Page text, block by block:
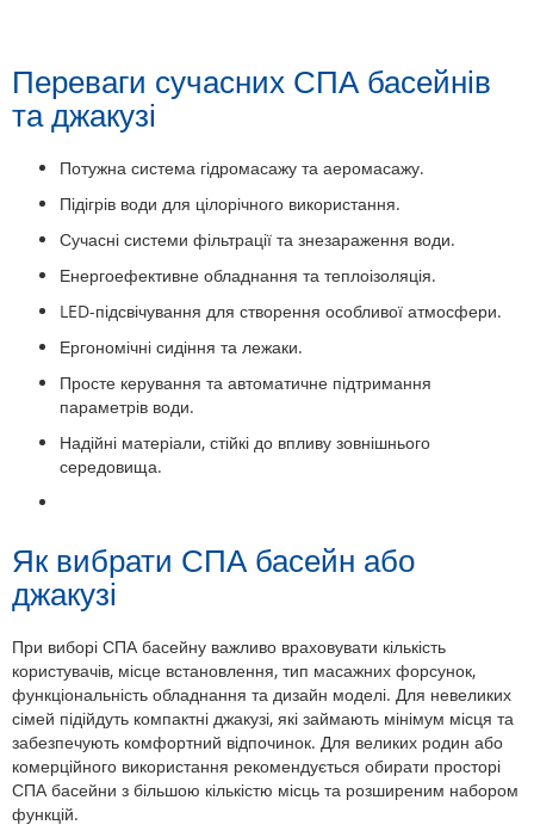
Переваги сучасних СПА басейнів
та джакузі
Потужна система гідромасажу та аеромасажу.
Підігрів води для цілорічного використання.
Сучасні системи фільтрації та знезараження води.
Енергоефективне обладнання та теплоізоляція.
LED-підсвічування для створення особливої атмосфери.
Ергономічні сидіння та лежаки.
Просте керування та автоматичне підтримання
параметрів води.
Надійні матеріали, стійкі до впливу зовнішнього
середовища.
Як вибрати СПА басейн або
джакузі
При виборі СПА басейну важливо враховувати кількість
користувачів, місце встановлення, тип масажних форсунок,
функціональність обладнання та дизайн моделі. Для невеликих
сімей підійдуть компактні джакузі, які займають мінімум місця та
забезпечують комфортний відпочинок. Для великих родин або
комерційного використання рекомендується обирати просторі
СПА басейни з більшою кількістю місць та розширеним набором
функцій.